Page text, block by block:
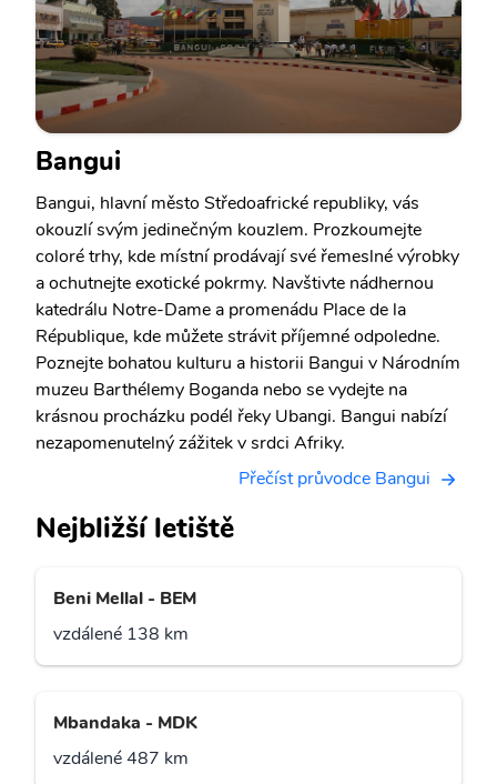
Bangui
Bangui, hlavní město Středoafrické republiky, vás
okouzlí svým jedinečným kouzlem. Prozkoumejte
coloré trhy, kde místní prodávají své řemeslné výrobky
a ochutnejte exotické pokrmy. Navštivte nádhernou
katedrálu Notre-Dame a promenádu Place de la
République, kde můžete strávit příjemné odpoledne.
Poznejte bohatou kulturu a historii Bangui v Národním
muzeu Barthélemy Boganda nebo se vydejte na
krásnou procházku podél řeky Ubangi. Bangui nabízí
nezapomenutelný zážitek v srdci Afriky.
Přečíst průvodce Bangui
Nejbližší letiště
Beni Mellal - BEM
vzdálené 138 km
Mbandaka - MDK
vzdálené 487 km